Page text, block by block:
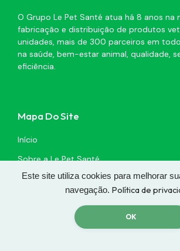
Este site utiliza cookies para melhorar
navegação. Política de
OK
O Grupo Le Pet Santé atua há 8 anos na
fabricação e distribuição de produtos
unidades, mais de 300 parceiros em
na saúde, bem-estar animal, qualidade,
eficiência.
Mapa Do Site
Início
Sobre a Le Pet Santé
Blog